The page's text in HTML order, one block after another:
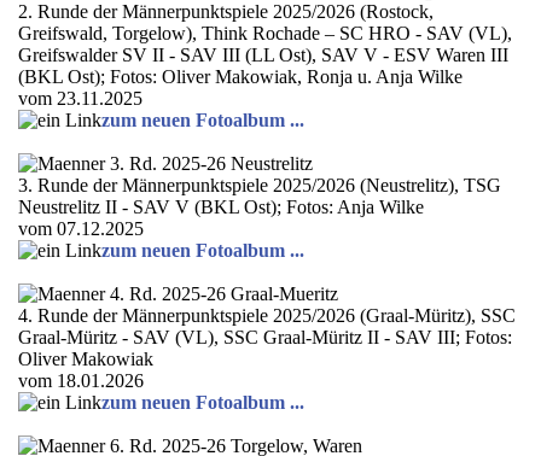
2. Runde der Männerpunktspiele 2025/2026 (Rostock,
Greifswald, Torgelow), Think Rochade – SC HRO - SAV (VL),
Greifswalder SV II - SAV III (LL Ost), SAV V - ESV Waren III
(BKL Ost); Fotos: Oliver Makowiak, Ronja u. Anja Wilke
vom 23.11.2025
zum neuen Fotoalbum ...
3. Runde der Männerpunktspiele 2025/2026 (Neustrelitz), TSG
Neustrelitz II - SAV V (BKL Ost); Fotos: Anja Wilke
vom 07.12.2025
zum neuen Fotoalbum ...
4. Runde der Männerpunktspiele 2025/2026 (Graal-Müritz), SSC
Graal-Müritz - SAV (VL), SSC Graal-Müritz II - SAV III; Fotos:
Oliver Makowiak
vom 18.01.2026
zum neuen Fotoalbum ...